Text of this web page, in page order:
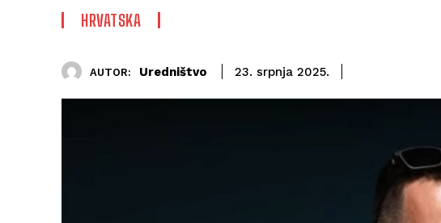
HRVATSKA
AUTOR: Uredništvo 23. srpnja 2025.